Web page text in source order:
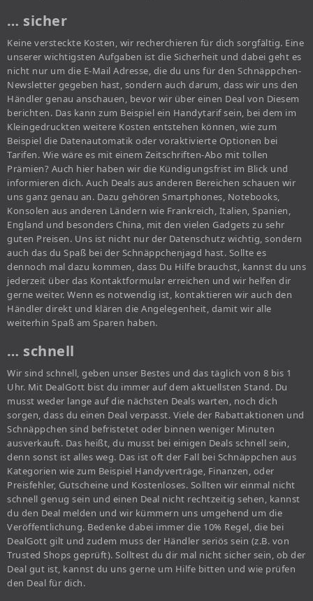
… sicher
Keine versteckte Kosten, wir recherchieren für dich sorgfältig. Eine
unserer wichtigsten Aufgaben ist die Sicherheit und dabei geht es
nicht nur um die E-Mail Adresse, die du uns für den Schnäppchen-
Newsletter gegeben hast, sondern auch darum, dass wir uns den
Händler genau anschauen, bevor wir über einen Deal von Diesem
berichten. Das kann zum Beispiel ein Handytarif sein, bei dem im
Kleingedruckten weitere Kosten entstehen können, wie zum
Beispiel die Datenautomatik oder voraktivierte Optionen bei
Tarifen. Wie wäre es mit einem Zeitschriften-Abo mit tollen
Prämien? Auch hier haben wir die Kündigungsfrist im Blick und
informieren dich. Auch Deals aus anderen Bereichen schauen wir
uns ganz genau an. Dazu gehören Smartphones, Notebooks,
Konsolen aus anderen Ländern wie Frankreich, Italien, Spanien,
England und besonders China, mit den vielen Gadgets zu sehr
guten Preisen. Uns ist nicht nur der Datenschutz wichtig, sondern
auch das du Spaß bei der Schnäppchenjagd hast. Sollte es
dennoch mal dazu kommen, dass Du Hilfe brauchst, kannst du uns
jederzeit über das Kontaktformular erreichen und wir helfen dir
gerne weiter. Wenn es notwendig ist, kontaktieren wir auch den
Händler direkt und klären die Angelegenheit, damit wir alle
weiterhin Spaß am Sparen haben.
… schnell
Wir sind schnell, geben unser Bestes und das täglich von 8 bis 1
Uhr. Mit DealGott bist du immer auf dem aktuellsten Stand. Du
musst weder lange auf die nächsten Deals warten, noch dich
sorgen, dass du einen Deal verpasst. Viele der Rabattaktionen und
Schnäppchen sind befristetet oder binnen weniger Minuten
ausverkauft. Das heißt, du musst bei einigen Deals schnell sein,
denn sonst ist alles weg. Das ist oft der Fall bei Schnäppchen aus
Kategorien wie zum Beispiel Handyverträge, Finanzen, oder
Preisfehler, Gutscheine und Kostenloses. Sollten wir einmal nicht
schnell genug sein und einen Deal nicht rechtzeitig sehen, kannst
du den Deal melden und wir kümmern uns umgehend um die
Veröffentlichung. Bedenke dabei immer die 10% Regel, die bei
DealGott gilt und zudem muss der Händler seriös sein (z.B. von
Trusted Shops geprüft). Solltest du dir mal nicht sicher sein, ob der
Deal gut ist, kannst du uns gerne um Hilfe bitten und wie prüfen
den Deal für dich.